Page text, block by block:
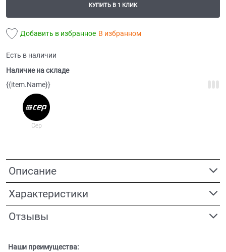
КУПИТЬ В 1 КЛИК
Добавить в избранное В избранном
Есть в наличии
Наличие на складе
{{item.Name}}
Описание
Характеристики
Отзывы
Наши преимущества: